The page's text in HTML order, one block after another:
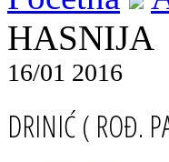
HASNIJA
16/01 2016
DRINIĆ ( ROĐ.